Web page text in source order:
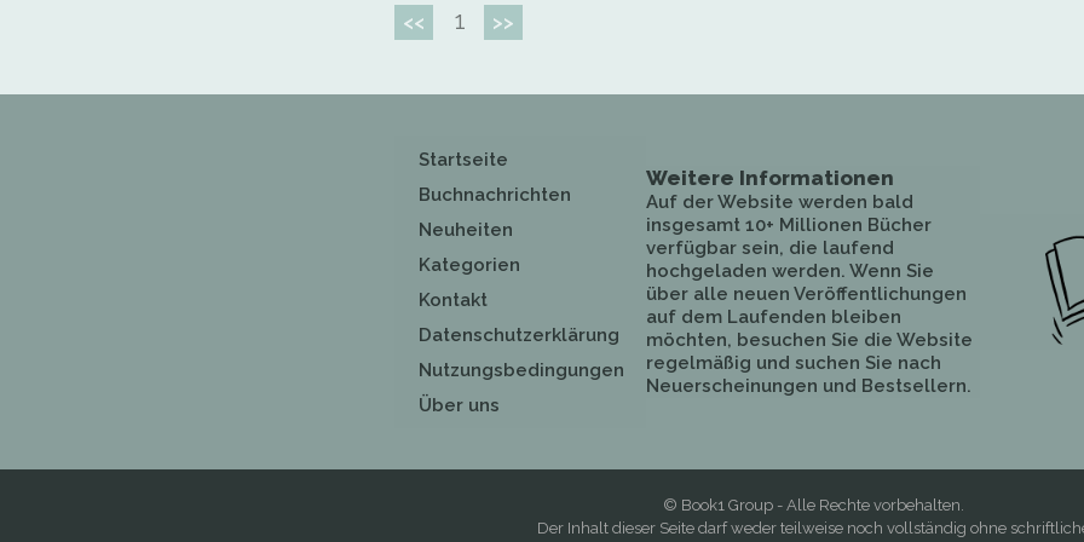
<< 1 >>
Startseite
Buchnachrichten
Neuheiten
Kategorien
Kontakt
Datenschutzerklärung
Nutzungsbedingungen
Über uns
Weitere Informationen
Auf der Website werden bald
insgesamt 10+ Millionen Bücher
verfügbar sein, die laufend
hochgeladen werden. Wenn Sie
über alle neuen Veröffentlichungen
auf dem Laufenden bleiben
möchten, besuchen Sie die Website
regelmäßig und suchen Sie nach
Neuerscheinungen und Bestsellern.
© Book1 Group - Alle Rechte vorbehalten.
Der Inhalt dieser Seite darf weder teilweise noch vollständig ohne